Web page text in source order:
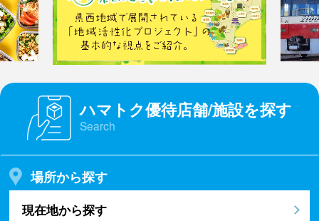
ハマトク優待店舗/施設を探す
Search
場所から探す
現在地から探す